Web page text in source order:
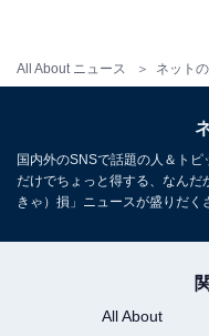
All About ニュース ネット
国内外のSNSで話題の人＆ト
だけでちょっと得する、なんだ
きゃ）損」ニュースが盛りだく
All About